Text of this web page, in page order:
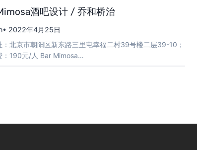
酒吧设计 / 乔和桥治
• 2022年4月25日
：北京市朝阳区新东路三里屯幸福二村39号楼二层39-10；
：190元/人 Bar Mimosa…